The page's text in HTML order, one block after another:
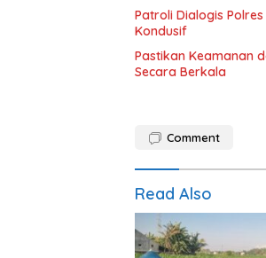
Patroli Dialogis
Kondusif
Pastikan Keamanan
Secara Berkala
Comment
Read Also